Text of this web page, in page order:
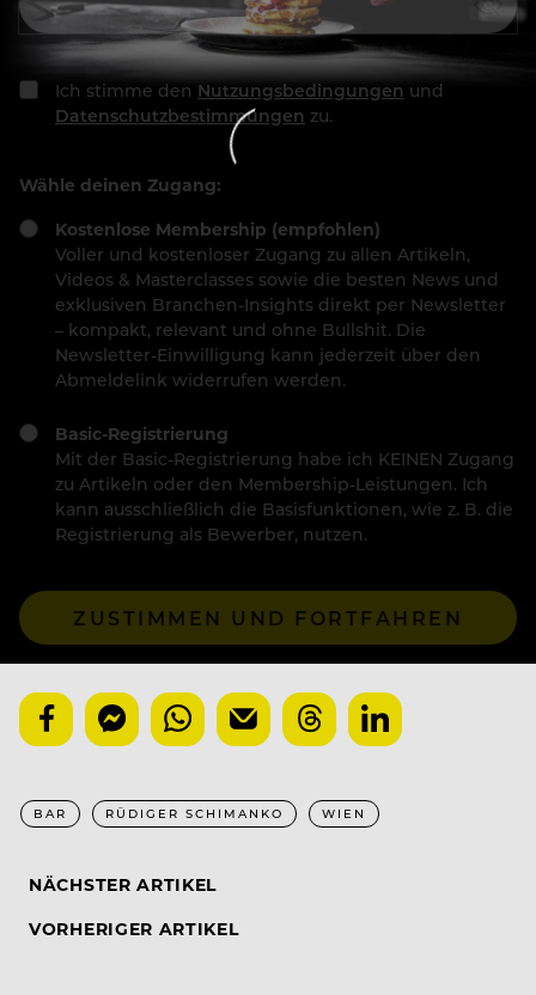
Ich stimme den Nutzungsbedingungen und
Datenschutzbestimmungen zu.
Wähle deinen Zugang:
Kostenlose Membership (empfohlen)
Voller und kostenloser Zugang zu allen Artikeln,
Videos & Masterclasses sowie die besten News und
exklusiven Branchen-Insights direkt per Newsletter
– kompakt, relevant und ohne Bullshit. Die
Newsletter-Einwilligung kann jederzeit über den
Abmeldelink widerrufen werden.
Basic-Registrierung
Mit der Basic-Registrierung habe ich KEINEN Zugang
zu Artikeln oder den Membership-Leistungen. Ich
kann ausschließlich die Basisfunktionen, wie z. B. die
Registrierung als Bewerber, nutzen.
ZUSTIMMEN UND FORTFAHREN
BAR RÜDIGER SCHIMANKO WIEN
NÄCHSTER ARTIKEL
VORHERIGER ARTIKEL